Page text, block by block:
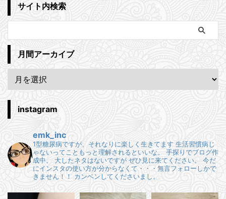
サイト内検索
月間アーカイブ
instagram
emk_inc
1型糖尿病ですが、それなりに楽しく生きてます 生活習慣病じ
ゃないってこともっと理解されるといいな。
手探りでブログ作
成中。
大したネタはないですが ぜひ見に来てください。
今だ
にインスタの使い方が分からなくて・・・無言フォローしかで
きません！！
カンベンしてくださいまし。